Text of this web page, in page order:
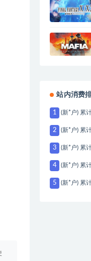
站内消费
1 (新*户) 累
2 (新*户) 累
3 (新*户) 累
4 (新*户) 累
5 (新*户) 累